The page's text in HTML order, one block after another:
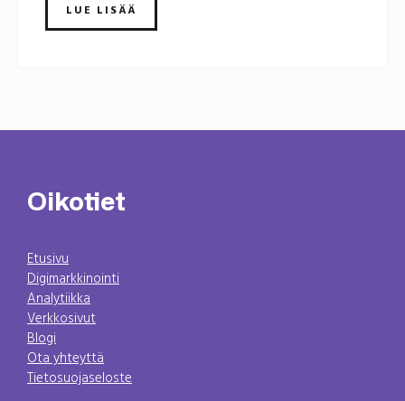
LUE LISÄÄ
Oikotiet
Etusivu
Digimarkkinointi
Analytiikka
Verkkosivut
Blogi
Ota yhteyttä
Tietosuojaseloste